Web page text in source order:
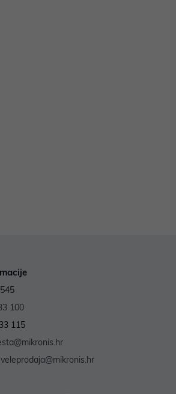
100
115
veleprodaja@mikronis.hr